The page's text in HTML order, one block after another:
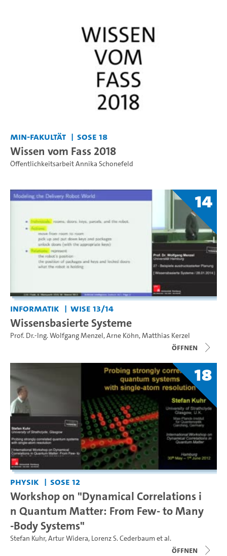
MIN-Fakultät SoSe 18
Wissen vom Fass 2018
Öffentlichkeitsarbeit Annika Schonefeld
14
Informatik WiSe 13/14
Wissensbasierte Systeme
Prof. Dr.-Ing. Wolfgang Menzel,Arne Köhn,Matthias Kerzel
Öffnen
18
Physik SoSe 12
Workshop on "Dynamical Correlations i
n Quantum Matter: From Few- to Many
-Body Systems"
Stefan Kuhr,Artur Widera, Lorenz S. Cederbaum et al.
Öffnen